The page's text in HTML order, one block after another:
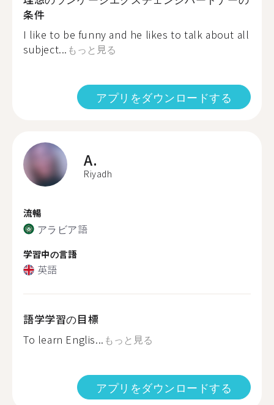
条件
I like to be funny and he likes to talk about all
subject... もっと見る
アプリをダウンロードする
A.
Riyadh
流暢
アラビア語
学習中の言語
英語
語学学習の目標
To learn Englis... もっと見る
アプリをダウンロードする